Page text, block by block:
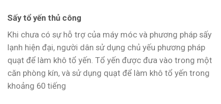
Sấy tổ yến thủ công
Khi chưa có sự hỗ trợ của máy móc và phương pháp sấy
lạnh hiện đại, người dân sử dụng chủ yếu phương pháp
quạt để làm khô tổ yến. Tổ yến được đưa vào trong một
căn phòng kín, và sử dụng quạt để làm khô tổ yến trong
khoảng 60 tiếng